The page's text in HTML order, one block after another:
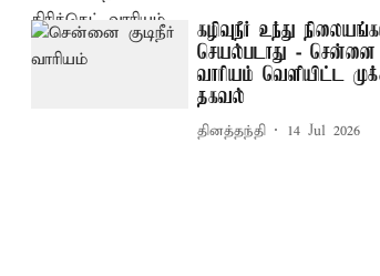
கழிவுநீர் உந்து
செயல்படாது - சென்னை
வாரியம் வெளியிட்ட
தகவல்
தினத்தந்தி 14 Jul 2026